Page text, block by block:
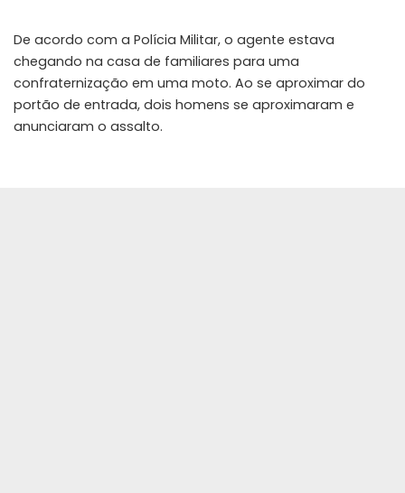
De acordo com a Polícia Militar, o agente estava
chegando na casa de familiares para uma
confraternização em uma moto. Ao se aproximar do
portão de entrada, dois homens se aproximaram e
anunciaram o assalto.